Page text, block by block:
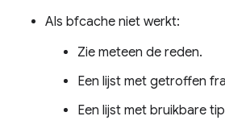
Als bfcache niet werkt:
Zie meteen de reden.
Een lijst met getroffen
Een lijst met bruikbare